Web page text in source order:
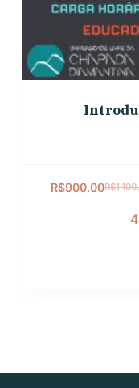
R$
R$900.00